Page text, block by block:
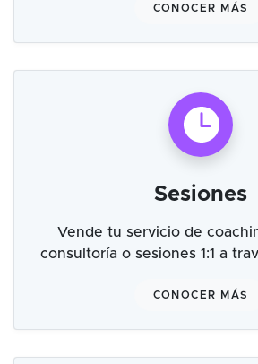
CONOCER MÁS
Sesiones
Vende tu servicio de
consultoría o sesiones 1:1 a
CONOCER MÁS